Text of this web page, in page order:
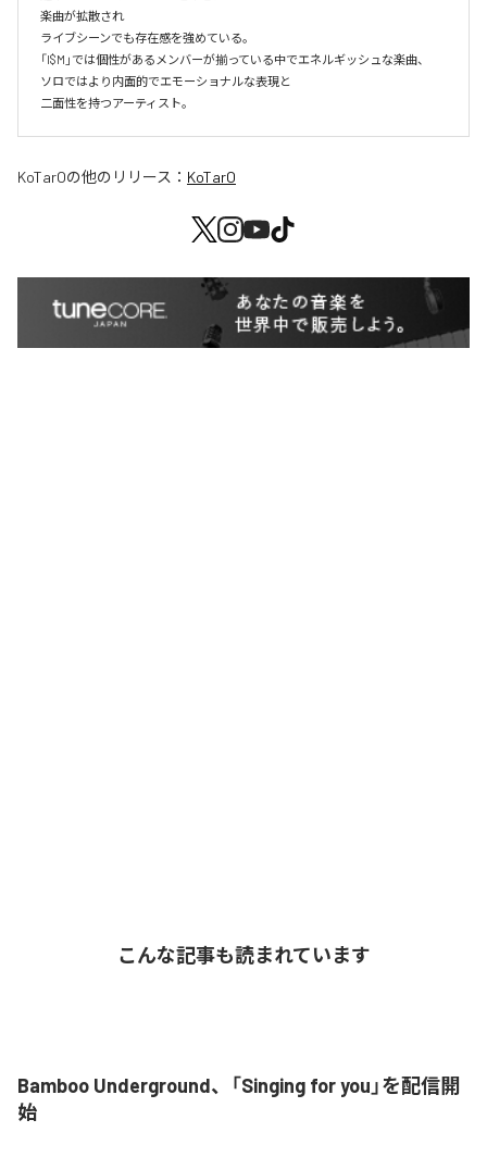
楽曲が拡散され
ライブシーンでも存在感を強めている。
「I$M」では個性があるメンバーが揃っている中でエネルギッシュな楽曲、
ソロではより内面的でエモーショナルな表現と
二面性を持つアーティスト。
KoTarOの他のリリース： KoTarO
こんな記事も読まれています
Bamboo Underground、「Singing for you」を配信開
始